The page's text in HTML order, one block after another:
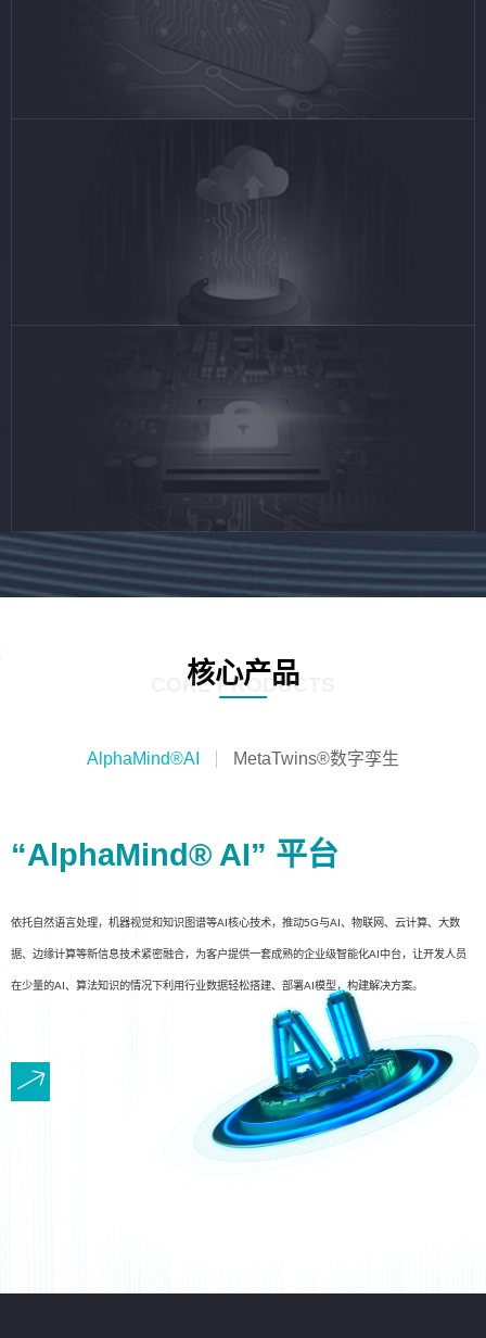
核心产品
CORE PRODUCTS
AlphaMind®AI MetaTwins®数字孪生
“AlphaMind® AI” 平台
依托自然语言处理，机器视觉和知识图谱等AI核心技术，推动5G与AI、物联网、云计算、大数
据、边缘计算等新信息技术紧密融合，为客户提供一套成熟的企业级智能化AI中台，让开发人员
在少量的AI、算法知识的情况下利用行业数据轻松搭建、部署AI模型，构建解决方案。